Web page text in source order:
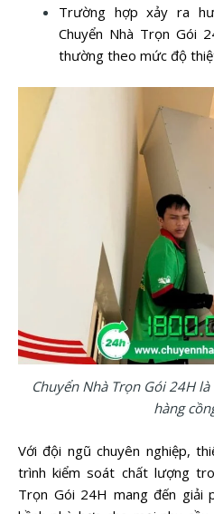
Trường hợp xảy ra
Chuyển Nhà Trọn Gói
thường theo mức độ
Chuyển Nhà Trọn Gói 24H
hàng
Với đội ngũ chuyên nghiệp,
trình kiểm soát chất lượng
Trọn Gói 24H mang đến giải